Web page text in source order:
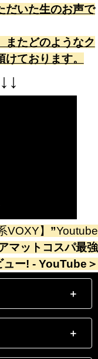
だいた生のお声で
またどのようなク
ております。
↓ ↓
VOXY】 ”Youtube
マットコスパ最強
ュー! - YouTube ＞